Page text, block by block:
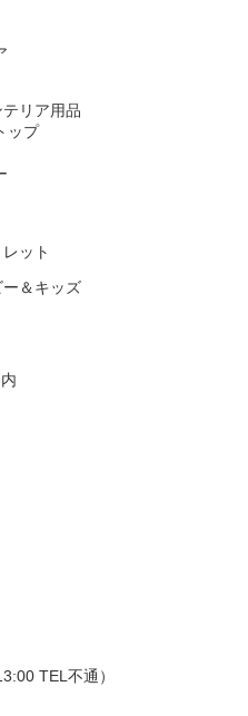
テリア用品
ップ
ット
ー＆キッズ
TEL不通）